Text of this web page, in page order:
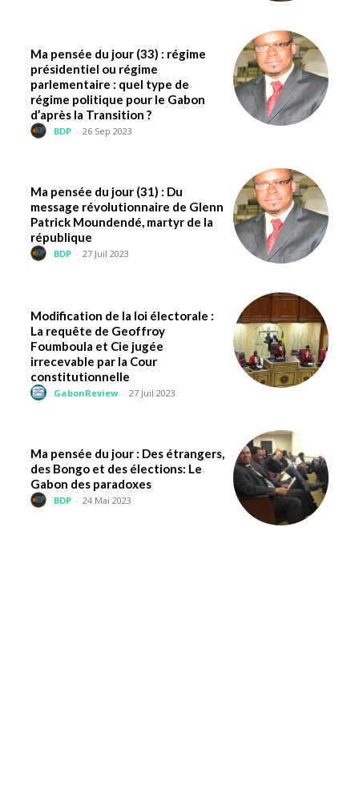
Ma pensée du jour (33) : régime
présidentiel ou régime
parlementaire : quel type de
régime politique pour le Gabon
d’après la Transition ?
BDP - 26 Sep 2023
Ma pensée du jour (31) : Du
message révolutionnaire de Glenn
Patrick Moundendé, martyr de la
république
BDP - 27 Juil 2023
Modification de la loi électorale :
La requête de Geoffroy
Foumboula et Cie jugée
irrecevable par la Cour
constitutionnelle
GabonReview - 27 Juil 2023
Ma pensée du jour : Des étrangers,
des Bongo et des élections: Le
Gabon des paradoxes
BDP - 24 Mai 2023